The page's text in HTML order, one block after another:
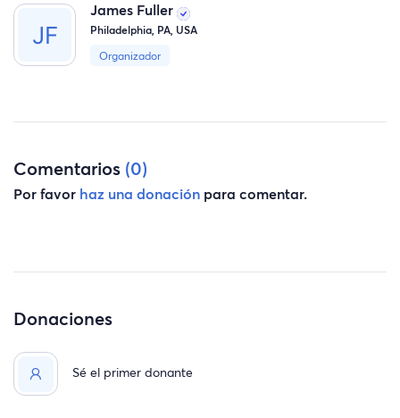
James Fuller
Philadelphia, PA, USA
Organizador
Comentarios (0)
Por favor haz una donación para comentar.
Donaciones
Sé el primer donante